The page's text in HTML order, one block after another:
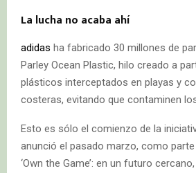
La lucha no acaba ahí
adidas ha fabricado 30 millones de
Parley Ocean Plastic, hilo creado a
plásticos interceptados en playas y
costeras, evitando que contaminen
Esto es sólo el comienzo de la
anunció el pasado marzo, como
‘Own the Game’: en un futuro cercano,